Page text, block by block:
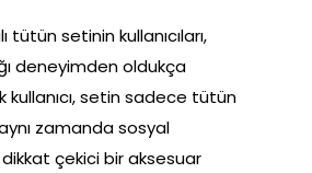
setinin kullanıcıları,
deneyimden oldukça
kullanıcı, setin sadece tütün
zamanda sosyal
çekici bir aksesuar